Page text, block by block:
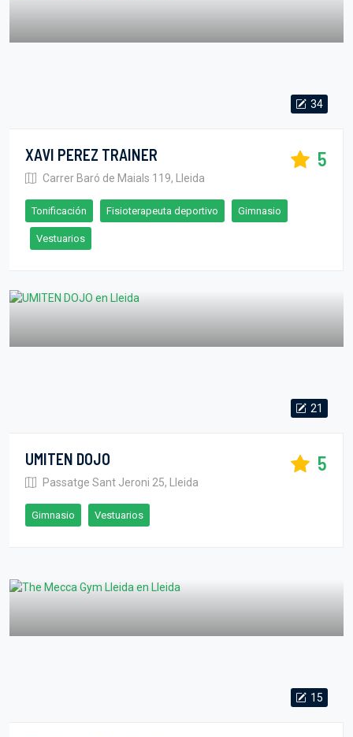
34
XAVI PEREZ TRAINER
Carrer Baró de Maials 119, Lleida
5
Tonificación Fisioterapeuta deportivo Gimnasio
Vestuarios
21
UMITEN DOJO
Passatge Sant Jeroni 25, Lleida
5
Gimnasio Vestuarios
15